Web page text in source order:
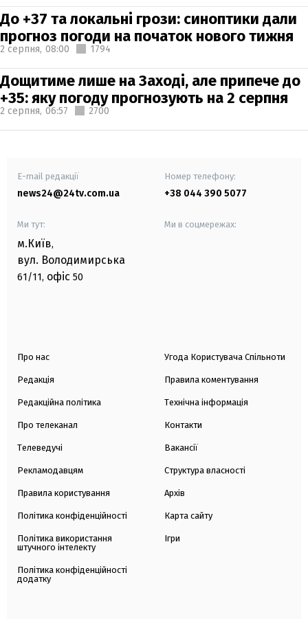
До +37 та локальні грози: синоптики дали
прогноз погоди на початок нового тижня
2 серпня, 08:00 1794
Дощитиме лише на Заході, але припече до
+35: яку погоду прогнозують на 2 серпня
2 серпня, 06:57 2700
E-mail редакції
news24@24tv.com.ua
Номер телефону:
+38 044 390 5077
Ми тут:
м.Київ,
вул. Володимирська
61/11, офіс 50
Ми в соцмережах:
Про нас
Редакція
Редакційна політика
Про телеканал
Телеведучі
Рекламодавцям
Правила користування
Політика конфіденційності
Політика використання
штучного інтелекту
Політика конфіденційності
додатку
Угода Користувача Спільноти
Правила коментування
Технічна інформація
Контакти
Вакансії
Структура власності
Архів
Карта сайту
Ігри